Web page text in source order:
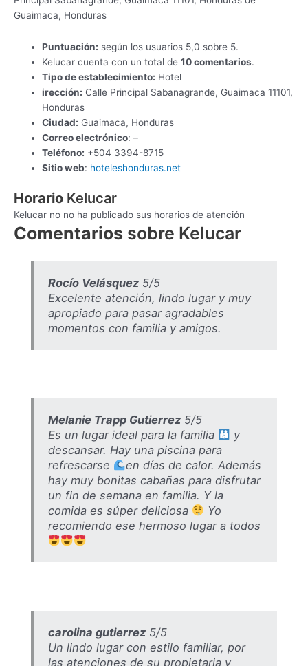
Guaimaca, Honduras
Puntuación: según los usuarios 5,0 sobre 5.
Kelucar cuenta con un total de10 comentarios.
Tipo de establecimiento: Hotel
irección: Calle Principal Sabanagrande, Guaimaca 11101,
Honduras
Ciudad: Guaimaca, Honduras
Correo electrónico: –
Teléfono: +504 3394-8715
Sitio web: hoteleshonduras.net
Horario Kelucar
Kelucar no no ha publicado sus horarios de atención
Comentarios sobre Kelucar
Rocío Velásquez5/5
Excelente atención, lindo lugar y muy
apropiado para pasar agradables
momentos con familia y amigos.
Melanie Trapp Gutierrez5/5
Es un lugar ideal para la familia
y
descansar. Hay una piscina para
refrescarse
en días de calor. Además
hay muy bonitas cabañas para disfrutar
un fin de semana en familia. Y la
comida es súper deliciosa
Yo
recomiendo ese hermoso lugar a todos
carolina gutierrez5/5
Un lindo lugar con estilo familiar, por
las atenciones de su propietaria y